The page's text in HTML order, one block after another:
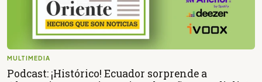
MULTIMEDIA
Podcast: ¡Histórico! Ecuador sorprende a